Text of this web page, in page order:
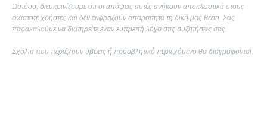
Ωστόσο, διευκρινίζουμε ότι οι απόψεις αυτές ανήκουν αποκλειστικά στους
εκάστοτε χρήστες και δεν εκφράζουν απαραίτητα τη δική μας θέση. Σας
παρακαλούμε να διατηρείτε έναν ευπρεπή λόγο στις συζητήσεις σας.
Σχόλια που περιέχουν ύβρεις ή προσβλητικό περιεχόμενο θα διαγράφονται.